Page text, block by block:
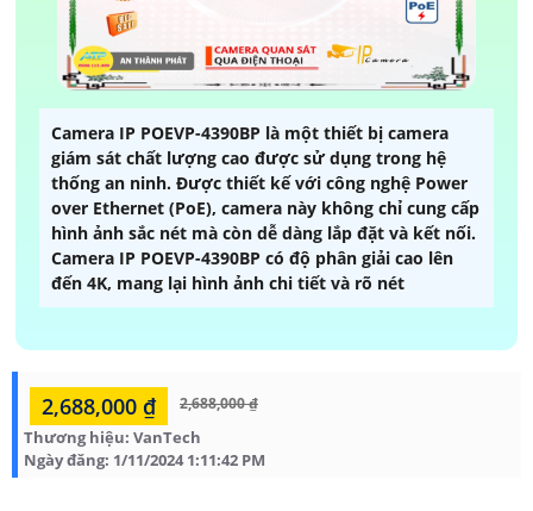
Camera IP POEVP-4390BP là một thiết bị camera
giám sát chất lượng cao được sử dụng trong hệ
thống an ninh. Được thiết kế với công nghệ Power
over Ethernet (PoE), camera này không chỉ cung cấp
hình ảnh sắc nét mà còn dễ dàng lắp đặt và kết nối.
Camera IP POEVP-4390BP có độ phân giải cao lên
đến 4K, mang lại hình ảnh chi tiết và rõ nét
2,688,000 ₫ 2,688,000 ₫
Thương hiệu: VanTech
Ngày đăng: 1/11/2024 1:11:42 PM